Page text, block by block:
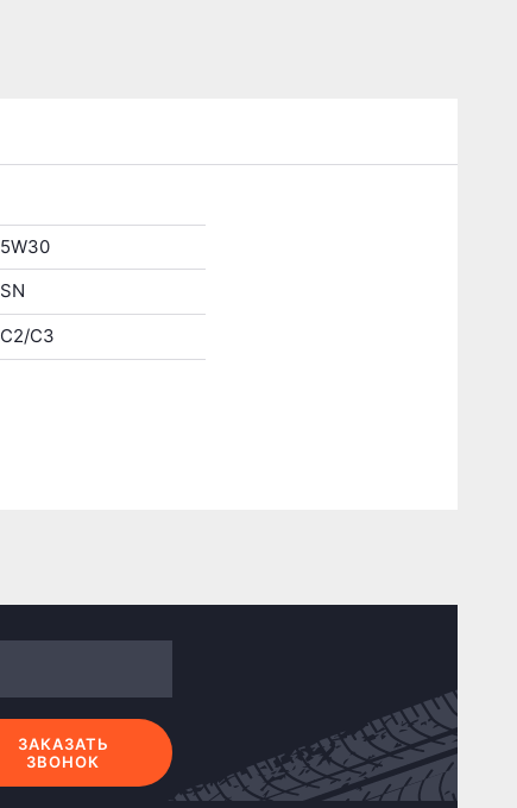
5W30
SN
C2/C3
ЗАКАЗАТЬ
ЗВОНОК